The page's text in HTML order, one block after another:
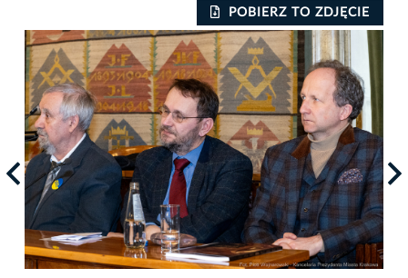
POBIERZ TO ZDJĘCIE